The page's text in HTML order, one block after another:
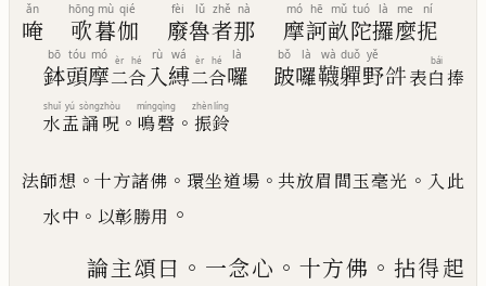
唵
ǎn
㰤
hōng
暮
mù
伽
qié
廢
fèi
魯
lǔ
者
zhě
那
nà
摩
mó
訶
hē
畝
mǔ
陀
tuó
攞
là
麼
me
抳
ní
鉢
bō
頭
tóu
摩
mó
二
èr
合
hé
入
rù
縛
wá
二
èr
合
hé
囉
là
跛
bǒ
囉
là
韈
wà
軃
duǒ
野
yě
𤙖表白
bái
捧
水
shuǐ
盂
yú
誦
sòng
呪
zhòu
。 鳴
míng
磬
qìng
。 振
zhèn
鈴
líng
法師想 。 十方諸佛 。 環坐道場 。 共放眉間玉毫光 。 入此
水中 。 以彰勝用 。
論主頌曰 。 一念心 。 十方佛 。 拈得起